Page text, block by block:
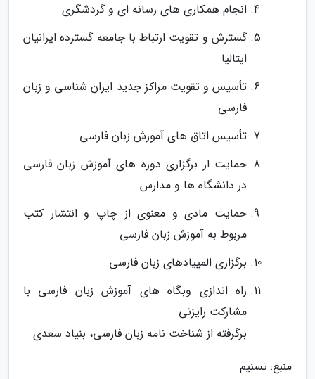
انجام همکاری ­های رسانه ­ای و گردشگری
گسترش و تقویت ارتباط با جامعه گسترده ایرانیان
ایتالیا
تأسیس و تقویت مراکز جدید ایران شناسی و زبان
فارسی
تأسیس اتاق های آموزش زبان فارسی
حمایت از برگزاری دوره های آموزش زبان فارسی
در دانشگاه ­ها و مدارس
حمایت مادی و معنوی از چاپ و انتشار کتب
مربوط به آموزش زبان فارسی
برگزاری المپیادهای زبان فارسی
راه ­اندازی وبگاه­ های آموزش زبان فارسی با
مشارکت رایزنی
برگرفته از شناخت نامه زبان فارسی، بنیاد سعدی
منبع: تسنیم